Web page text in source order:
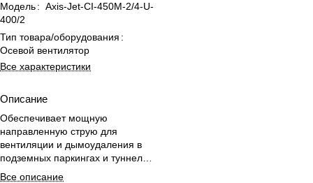
Модель: Axis-Jet-CI-450M-2/4-U-
400/2
Тип товара/оборудования :
Осевой вентилятор
Все характеристики
Описание
Обеспечивает мощную
направленную струю для
вентиляции и дымоудаления в
подземных паркингах и туннелях
с шумоподавлением.
Все описание